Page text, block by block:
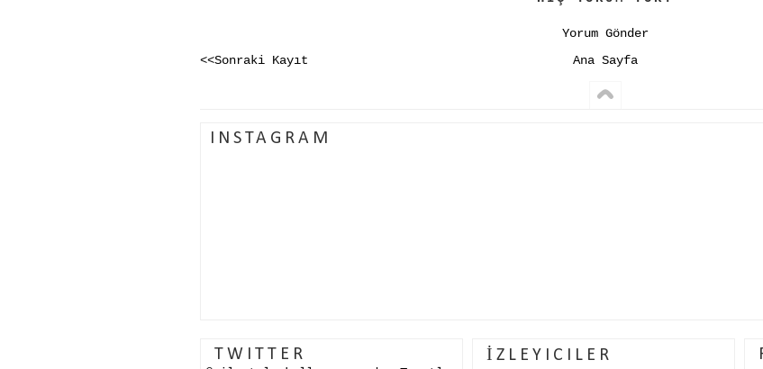
Yorum Gönder
<<Sonraki Kayıt
Ana Sayfa
INSTAGRAM
TWITTER İZLEYICILER